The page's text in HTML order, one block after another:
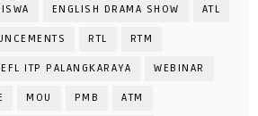
ENGLISH DRAMA SHOW ATL
RTL RTM
ITP PALANGKARAYA WEBINAR
MOU PMB ATM